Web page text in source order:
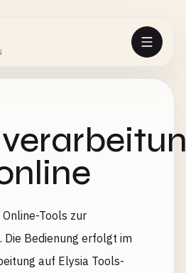
Tools zur
Die Bedienung erfolgt im
auf Elysia Tools-